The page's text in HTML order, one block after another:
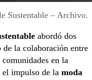
Sustentable – Archivo.
abordó dos
la colaboración entre
en la
impulso de la moda